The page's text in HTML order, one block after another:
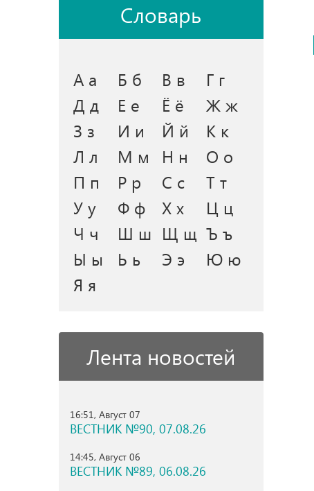
Словарь
А а Б б В в
Г г
Д д
Е е Ё ё
Ж ж
З з
И и Й й
К к
Л л
М м Н н
О о
П п
Р р С с
Т т
У у
Ф ф Х х
Ц ц
Ч ч
Ш ш Щ щ Ъ ъ
Ы ы
Ь ь Э э
Ю ю
Я я
Лента новостей
16:51, Август 07
ВЕСТНИК №90, 07.08.26
14:45, Август 06
ВЕСТНИК №89, 06.08.26